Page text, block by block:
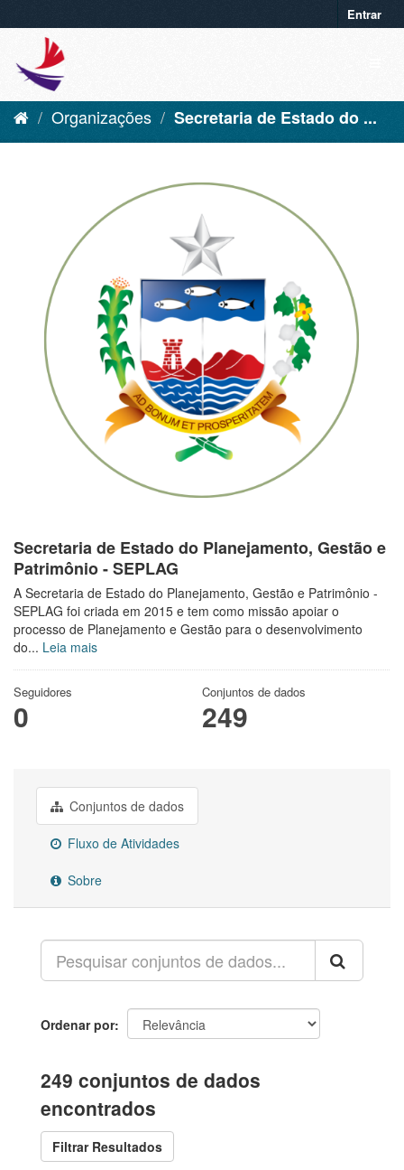
Entrar
Organizações Secretaria de Estado do ...
Secretaria de Estado do Planejamento, Gestão e
Patrimônio - SEPLAG
A Secretaria de Estado do Planejamento, Gestão e Patrimônio -
SEPLAG foi criada em 2015 e tem como missão apoiar o
processo de Planejamento e Gestão para o desenvolvimento
do... Leia mais
Seguidores
0
Conjuntos de dados
249
Conjuntos de dados
Fluxo de Atividades
Sobre
Ordenar por
249 conjuntos de dados
encontrados
Filtrar Resultados